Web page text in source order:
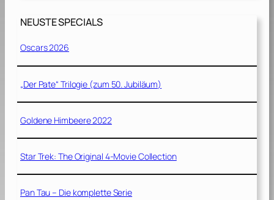
NEUSTE SPECIALS
Oscars 2026
„Der Pate“ Trilogie (zum 50. Jubiläum)
Goldene Himbeere 2022
Star Trek: The Original 4-Movie Collection
Pan Tau – Die komplette Serie